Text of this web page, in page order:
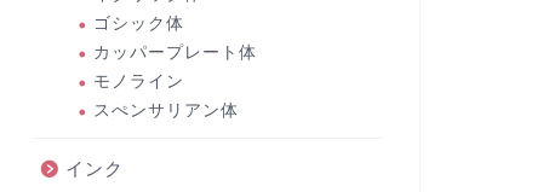
ゴシック体
カッパープレート体
モノライン
スぺンサリアン体
インク